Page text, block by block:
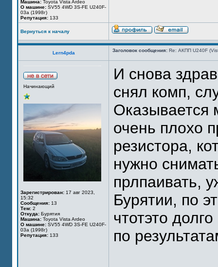
Машина: Toyota Vista Ardeo
О машине: SV55 4WD 3S-FE U240F-
03a (1998г)
Репутация: 133
Вернуться к началу
Lern4pda Заголовок сообщения: Re: АКПП U240F
Начинающий
Зарегистрирован: 17 авг 2023,
15:32
Сообщения: 13
Тем: 2
Откуда: Бурятия
Машина: Toyota Vista Ardeo
О машине: SV55 4WD 3S-FE U240F-
03a (1998г)
Репутация: 133
И снова
снял комп,
Оказывается
очень плохо
резистора,
нужно
прлпаивать,
Бурятии, по
чтотэто
по